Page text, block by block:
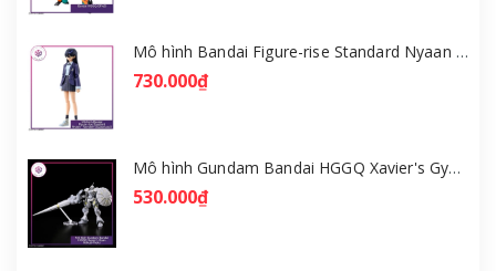
Mô hình Bandai Figure-rise Standard Nyaan - Gundam GQuuuuuuX [GDB] [FRS]
730.000₫
Mô hình Gundam Bandai HGGQ Xavier's Gyan Hakuji-Packs 1/144 [GDB] [BHG]
530.000₫